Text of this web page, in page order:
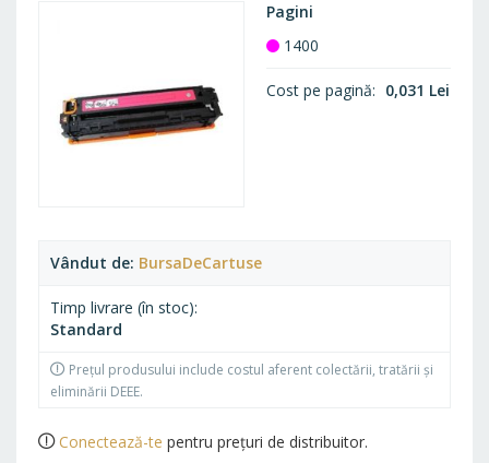
Vândut de BursaDeCartuse
Timp livrare (în stoc)
Standard
Prețul produsului include costul aferent colectării, tratării și
eliminării DEEE.
Pagini
1400
Cost pe pagină 0,031 Lei
Conectează-te pentru prețuri de distribuitor.